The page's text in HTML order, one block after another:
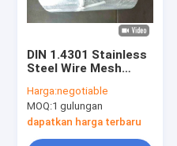
DIN 1.4301 Stainless
Steel Wire Mesh
Harga:negotiable
MOQ:1 gulungan
dapatkan harga terbaru